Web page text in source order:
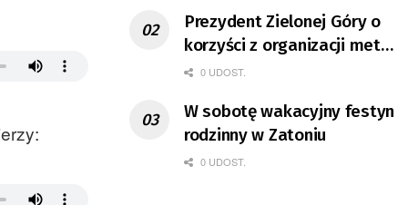
Prezydent Zielonej Góry o
korzyści z organizacji mety
Tour de Pologne
0 UDOST.
W sobotę wakacyjny festyn
rodzinny w Zatoniu
0 UDOST.